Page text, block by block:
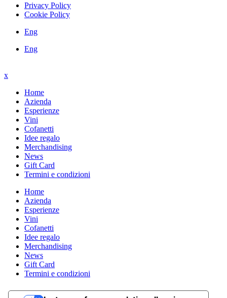
Privacy Policy
Cookie Policy
Eng
Eng
x
Home
Azienda
Esperienze
Vini
Cofanetti
Idee regalo
Merchandising
News
Gift Card
Termini e condizioni
Home
Azienda
Esperienze
Vini
Cofanetti
Idee regalo
Merchandising
News
Gift Card
Termini e condizioni